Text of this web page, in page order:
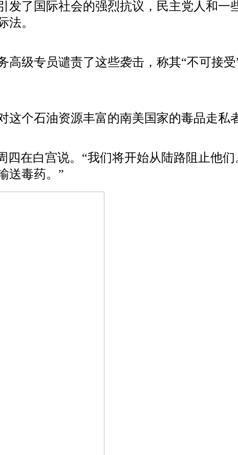
发了国际社会的强烈抗议，民主党人和
法。
高级专员谴责了这些袭击，称其“不可接
这个石油资源丰富的南美国家的毒品走私
四在白宫说。“我们将开始从陆路阻止他
送毒药。”